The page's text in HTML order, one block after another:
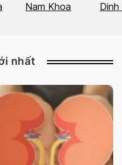
Nam Khoa Dinh
nhất